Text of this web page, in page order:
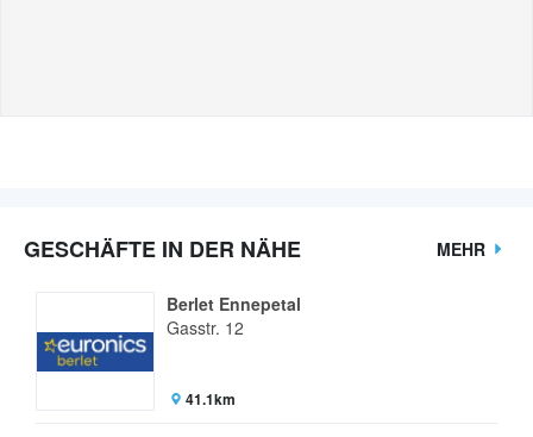
GESCHÄFTE IN DER NÄHE MEHR
Berlet Ennepetal
Gasstr. 12
41.1km